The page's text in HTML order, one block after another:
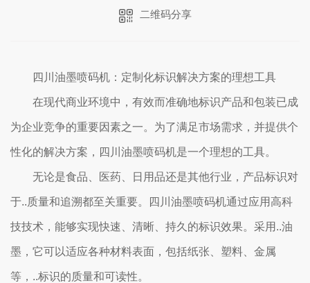
二维码分享
四川油墨喷码机：定制化标识解决方案的理想工具
在现代商业环境中，有效而准确地标识产品和包装已成
为企业竞争的重要因素之一。为了满足市场需求，并提供个
性化的解决方案，四川油墨喷码机是一个理想的工具。
无论是食品、医药、日用品还是其他行业，产品标识对
于..质量和追溯都至关重要。四川油墨喷码机通过应用高科
技技术，能够实现快速、清晰、持久的标识效果。采用..油
墨，它可以适应各种材料表面，包括纸张、塑料、金属
等，..标识的质量和可读性。